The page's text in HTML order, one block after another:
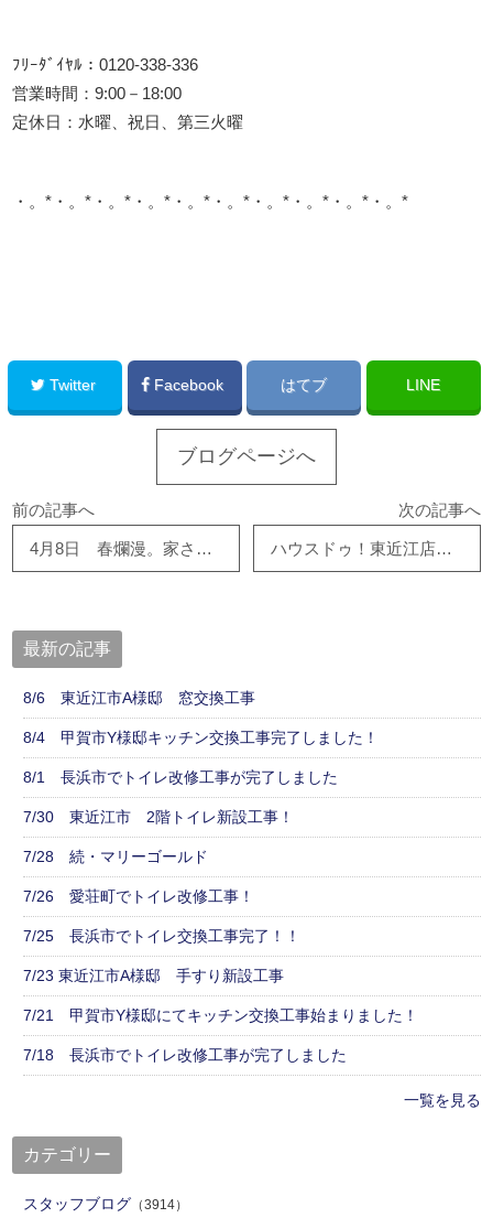
ﾌﾘｰﾀﾞｲﾔﾙ：0120-338-336
営業時間：9:00－18:00
定休日：水曜、祝日、第三火曜
・。*・。*・。*・。*・。*・。*・。*・。*・。*・。*
Twitter Facebook はてブ LINE
ブログページへ
前の記事へ
4月8日 春爛漫。家さがしは、ハウスドゥ東近江店へ
次の記事へ
ハウスドゥ！東近江店に是非ご来店ください！！
最新の記事
8/6 東近江市A様邸 窓交換工事
8/4 甲賀市Y様邸キッチン交換工事完了しました！
8/1 長浜市でトイレ改修工事が完了しました
7/30 東近江市 2階トイレ新設工事！
7/28 続・マリーゴールド
7/26 愛荘町でトイレ改修工事！
7/25 長浜市でトイレ交換工事完了！！
7/23 東近江市A様邸 手すり新設工事
7/21 甲賀市Y様邸にてキッチン交換工事始まりました！
7/18 長浜市でトイレ改修工事が完了しました
一覧を見る
カテゴリー
スタッフブログ （3914）